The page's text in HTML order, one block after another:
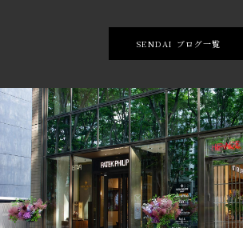
SENDAI ブログ一覧